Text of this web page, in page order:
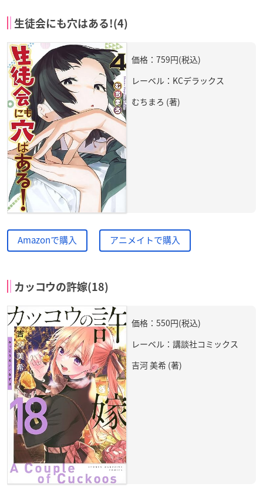
生徒会にも穴はある!(4)
価格：759円(税込)
レーベル：KCデラックス
むちまろ (著)
Amazonで購入 アニメイトで購入
カッコウの許嫁(18)
価格：550円(税込)
レーベル：講談社コミックス
吉河 美希 (著)